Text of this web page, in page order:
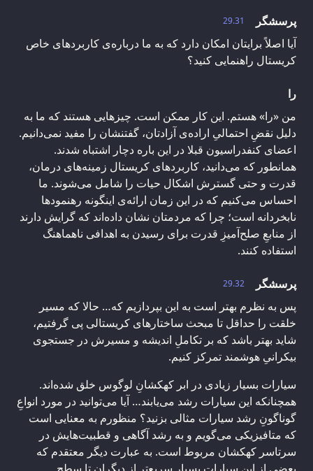
29.31
پرسشگر
آیا اصلاً برایتان امکان دارد که به ما درباره‌ی کاربردهای خاص
کریستال راهنمایی کنید؟
را
من «را» هستم. این کار ممکن است. چیزهایی هستند که ما به
دلیل نقضِ احتمالیِ اراده‌ی آزادتان، گفتنشان را مفید نمی‌دانیم.
اعضای کنفدراسیون قبلا در این باره دچار اشتباه شدند.
همانطور که می‌دانید، کاربردهای کریستال زمینه‌های درمان،
قدرت و حتی گسترش اشکال حیات را شامل می‌شوند. ما
احساس می‌کنیم که در این زمان ارائه‌ی اینگونه رهنمودها
نابخردانه است؛ چرا که مردمتان نشان داده‌اند که گرایش دارند
از منابع‌ِ صلح‌آمیزِ قدرت برای رسیدن به اهدافی ناهماهنگ
استفاده کنند.
29.32
پرسشگر
پس به نظرم بهتر است به این بپردازیم که… حالا که مسیر
خلقت را حداقل تا مبحث ساختارهای کریستالی پی گرفتیم،
شاید بهتر باشد که بر تکاملِ اندیشه و مسیرش در جستجوی
بیکرانیِ هوشمند تمرکز کنیم.
سیارات بسیار زیادی در ابر کهکشانِ لوگوس خلق شده‌اند.
همچنانکه این سیارات رشد می‌یابند… آیا می‌توانید در مورد انواعِ
گوناگونِ رشد سیارات مثالی بزنید؟ منظورم به معنایی است
که متافیزیکی می‌گویم و به رشد آگاهی و قطبیت‌هایش در
سرتاسر کهکشان مربوط است. به عبارت دیگر معتقدم که